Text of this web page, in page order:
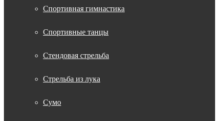
Спортивная гимнастика
Спортивные танцы
Стендовая стрельба
Стрельба из лука
Сумо